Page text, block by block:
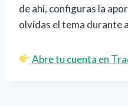
de ahí, configuras la
olvidas el tema durante
Abre tu cuenta en